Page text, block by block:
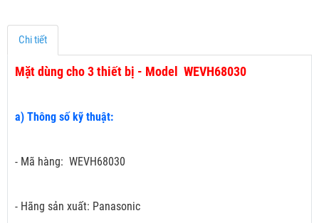
Chi tiết
Mặt dùng cho 3 thiết bị - Model WEVH68030
a) Thông số kỹ thuật:
- Mã hàng: WEVH68030
- Hãng sản xuất: Panasonic